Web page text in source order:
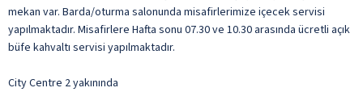
mekan var. Barda/oturma salonunda misafirlerimize içecek servisi
yapılmaktadır. Misafirlere Hafta sonu 07.30 ve 10.30 arasında ücretli açık
büfe kahvaltı servisi yapılmaktadır.
City Centre 2 yakınında